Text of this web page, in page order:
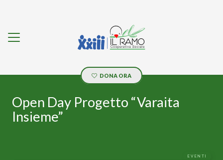
DONA ORA
Open Day Progetto “Varaita
Insieme”
EVENTI